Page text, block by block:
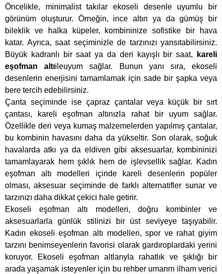
Öncelikle, minimalist takılar ekoseli desenle uyumlu bir
görünüm oluşturur. Örneğin, ince altın ya da gümüş bir
bileklik ve halka küpeler, kombininize sofistike bir hava
katar. Ayrıca, saat seçiminizle de tarzınızı yansıtabilirsiniz.
Büyük kadranlı bir saat ya da deri kayışlı bir saat,
kareli
eşofman altıileuyum sağlar. Bunun yanı sıra, ekoseli
desenlerin enerjisini tamamlamak için sade bir şapka veya
bere tercih edebilirsiniz.
Çanta seçiminde ise çapraz çantalar veya küçük bir sırt
çantası, kareli eşofman altınızla rahat bir uyum sağlar.
Özellikle deri veya kumaş malzemelerden yapılmış çantalar,
bu kombinin havasını daha da yükseltir. Son olarak, soğuk
havalarda atkı ya da eldiven gibi aksesuarlar, kombininizi
tamamlayarak hem şıklık hem de işlevsellik sağlar. Kadın
eşofman altı modelleri içinde kareli desenlerin popüler
olması, aksesuar seçiminde de farklı alternatifler sunar ve
tarzınızı daha dikkat çekici hale getirir.
Ekoseli eşofman altı modelleri, doğru kombinler ve
aksesuarlarla günlük stilinizi bir üst seviyeye taşıyabilir.
Kadın ekoseli eşofman altı modelleri, spor ve rahat giyim
tarzını benimseyenlerin favorisi olarak gardıroplardaki yerini
koruyor. Ekoseli eşofman altlarıyla rahatlık ve şıklığı bir
arada yaşamak isteyenler için bu rehber umarım ilham verici